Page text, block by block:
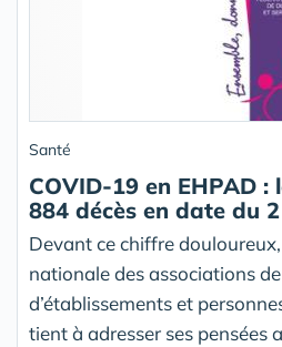
Santé
COVID-19 en EHPAD :
884 décès en date du
Devant ce chiffre
nationale des associations
d’établissements et
tient à adresser ses pensées